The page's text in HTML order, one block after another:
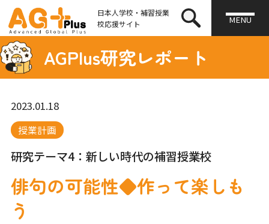
日本人学校・補習授業
校応援サイト
MENU
AGPlus研究レポート
2023.01.18
授業計画
研究テーマ4：新しい時代の補習授業校
俳句の可能性◆作って楽しも
う